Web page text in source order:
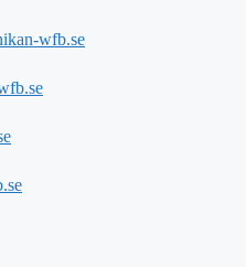
wfb.se